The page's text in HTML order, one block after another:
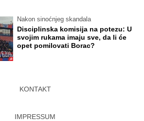
Nakon sinoćnjeg skandala
Disciplinska komisija na potezu: U
svojim rukama imaju sve, da li će
opet pomilovati Borac?
KONTAKT
IMPRESSUM